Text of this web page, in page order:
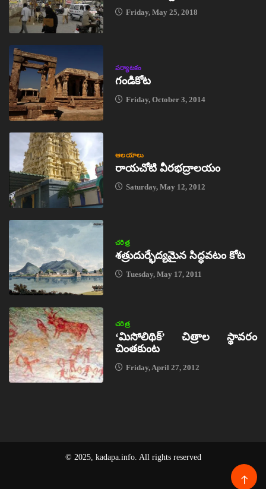
Friday, May 25, 2018
పర్యాటకం
గండికోట
Friday, October 3, 2014
ఆలయాలు
రాయచోటి వీరభద్రాలయం
Saturday, May 12, 2012
చరిత్ర
శత్రుదుర్భేద్యమైన సిద్ధవటం కోట
Tuesday, May 17, 2011
చరిత్ర
‘మిసోలిథిక్‌’ చిత్రాల స్థావరం
చింతకుంట
Friday, April 27, 2012
© 2025, kadapa.info. All rights reserved